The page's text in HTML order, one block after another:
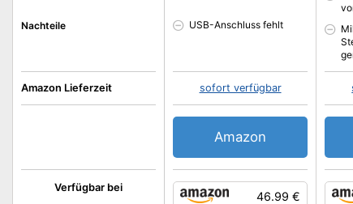
Verfügbar bei
Nachteile
Amazon Lieferzeit
46.99 €
USB-Anschluss fehlt
sofort verfügbar
Amazon